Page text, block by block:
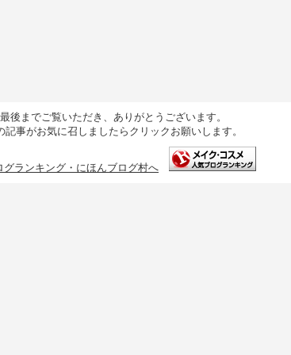
最後までご覧いただき、ありがとうございます。
記事がお気に召しましたらクリックお願いします。